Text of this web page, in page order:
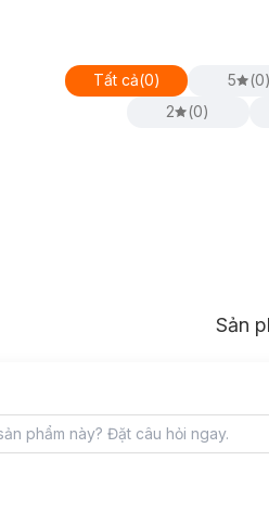
Tất cả(0) 5 (0
2
(0)
Sản